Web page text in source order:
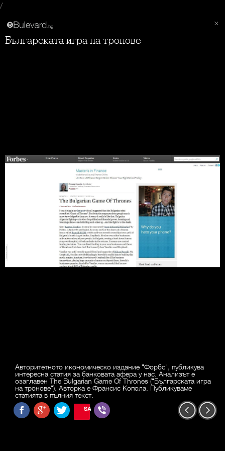
/
Българската игра на тронове
Авторитетното икономическо издание "Форбс", публикува
интересна статия за банковата афера у нас. Анализът е
озаглавен The Bulgarian Game Of Thrones ("Българската игра
на тронове"). Авторка е Франсис Копола. Публикуваме
статията в пълния текст.
SAVE